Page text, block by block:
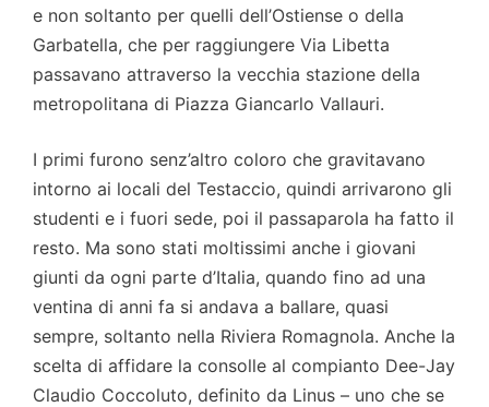
e non soltanto per quelli dell’Ostiense o della
Garbatella, che per raggiungere Via Libetta
passavano attraverso la vecchia stazione della
metropolitana di Piazza Giancarlo Vallauri.
I primi furono senz’altro coloro che gravitavano
intorno ai locali del Testaccio, quindi arrivarono gli
studenti e i fuori sede, poi il passaparola ha fatto il
resto. Ma sono stati moltissimi anche i giovani
giunti da ogni parte d’Italia, quando fino ad una
ventina di anni fa si andava a ballare, quasi
sempre, soltanto nella Riviera Romagnola. Anche la
scelta di affidare la consolle al compianto Dee-Jay
Claudio Coccoluto, definito da Linus – uno che se